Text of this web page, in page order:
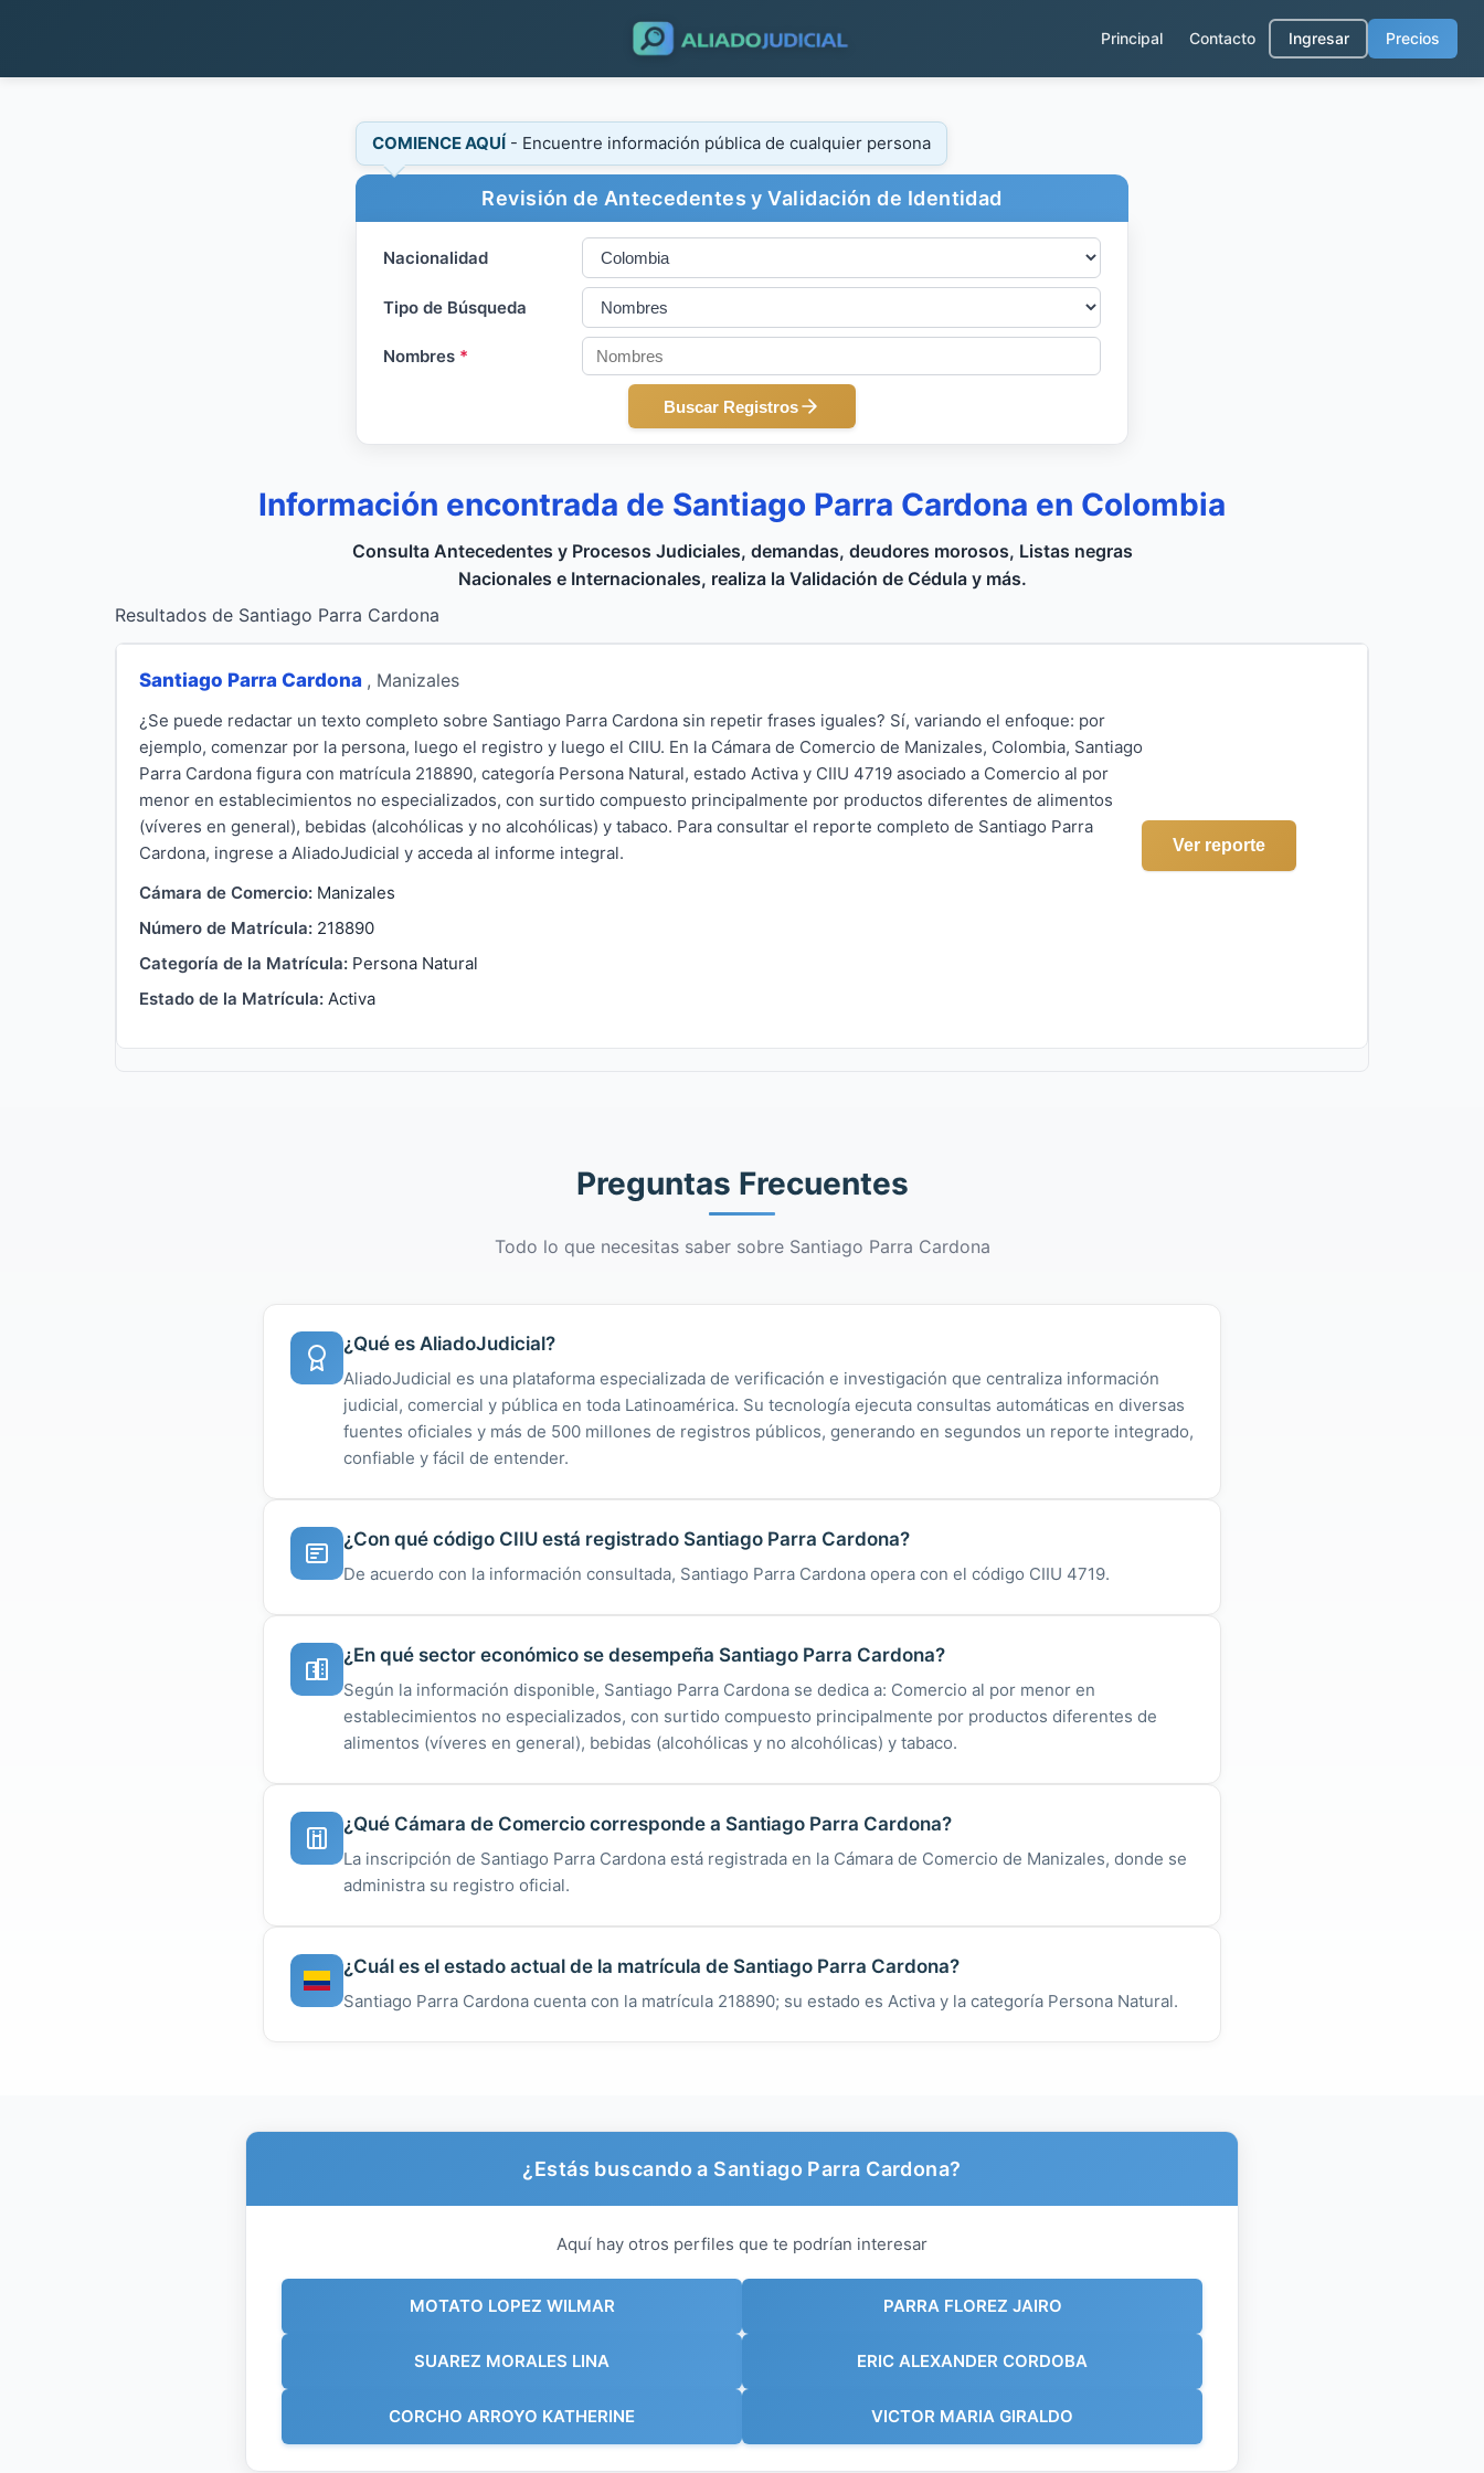
Principal Contacto Ingresar Precios
COMIENCE AQUÍ - Encuentre información pública de cualquier persona
Revisión de Antecedentes y Validación de Identidad
Nacionalidad
Tipo de Búsqueda
Nombres *
Buscar Registros
Información encontrada de Santiago Parra Cardona en Colombia
Consulta Antecedentes y Procesos Judiciales, demandas, deudores morosos, Listas negras
Nacionales e Internacionales, realiza la Validación de Cédula y más.
Resultados de Santiago Parra Cardona
Santiago Parra Cardona , Manizales
¿Se puede redactar un texto completo sobre Santiago Parra Cardona sin repetir frases iguales? Sí, variando el enfoque: por
ejemplo, comenzar por la persona, luego el registro y luego el CIIU. En la Cámara de Comercio de Manizales, Colombia, Santiago
Parra Cardona figura con matrícula 218890, categoría Persona Natural, estado Activa y CIIU 4719 asociado a Comercio al por
menor en establecimientos no especializados, con surtido compuesto principalmente por productos diferentes de alimentos
(víveres en general), bebidas (alcohólicas y no alcohólicas) y tabaco. Para consultar el reporte completo de Santiago Parra
Cardona, ingrese a AliadoJudicial y acceda al informe integral.
Cámara de Comercio: Manizales
Número de Matrícula: 218890
Categoría de la Matrícula: Persona Natural
Estado de la Matrícula: Activa
Ver reporte
Preguntas Frecuentes
Todo lo que necesitas saber sobre Santiago Parra Cardona
¿Qué es AliadoJudicial?
AliadoJudicial es una plataforma especializada de verificación e investigación que centraliza información
judicial, comercial y pública en toda Latinoamérica. Su tecnología ejecuta consultas automáticas en diversas
fuentes oficiales y más de 500 millones de registros públicos, generando en segundos un reporte integrado,
confiable y fácil de entender.
¿Con qué código CIIU está registrado Santiago Parra Cardona?
De acuerdo con la información consultada, Santiago Parra Cardona opera con el código CIIU 4719.
¿En qué sector económico se desempeña Santiago Parra Cardona?
Según la información disponible, Santiago Parra Cardona se dedica a: Comercio al por menor en
establecimientos no especializados, con surtido compuesto principalmente por productos diferentes de
alimentos (víveres en general), bebidas (alcohólicas y no alcohólicas) y tabaco.
¿Qué Cámara de Comercio corresponde a Santiago Parra Cardona?
La inscripción de Santiago Parra Cardona está registrada en la Cámara de Comercio de Manizales, donde se
administra su registro oficial.
¿Cuál es el estado actual de la matrícula de Santiago Parra Cardona?
Santiago Parra Cardona cuenta con la matrícula 218890; su estado es Activa y la categoría Persona Natural.
¿Estás buscando a Santiago Parra Cardona?
Aquí hay otros perfiles que te podrían interesar
MOTATO LOPEZ WILMAR
SUAREZ MORALES LINA
CORCHO ARROYO KATHERINE
PARRA FLOREZ JAIRO
ERIC ALEXANDER CORDOBA
VICTOR MARIA GIRALDO